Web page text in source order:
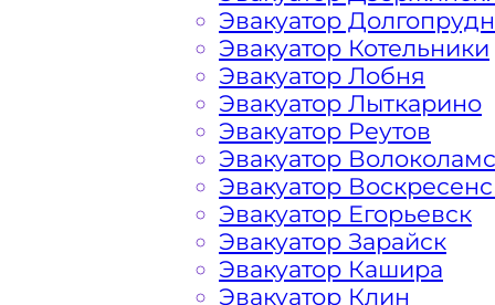
Дорогомилово Москва. Мы
технику, что позволяет срочно и
Московских, Подмосковных
поломке транспортного средства
полным списком услуг эвакуатора
Административном Округе Столицы
Дорогомилово Какая
Эвакуатор
Эвакуатор Котельники
Эвакуатор Лобня
Эвакуатор Лыткарино
Эвакуатор Реутов
Эвакуатор
Эвакуатор
Эвакуатор Егорьевск
Эвакуатор Зарайск
Эвакуатор Кашира
Эвакуатор Клин